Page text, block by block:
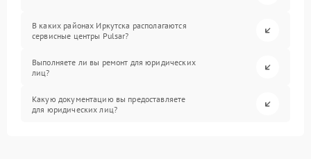
В каких районах Иркутска располагаются
сервисные центры Pulsar?
Выполняете ли вы ремонт для юридических
лиц?
Какую документацию вы предоставляете
для юридических лиц?